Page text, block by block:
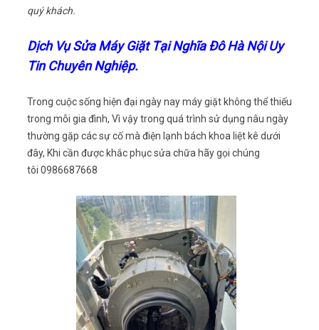
quý khách.
Dịch Vụ Sửa Máy Giặt Tại Nghĩa Đô Hà Nội Uy
Tin Chuyên Nghiệp.
Trong cuộc sống hiện đại ngày nay máy giặt không thể thiếu
trong mỗi gia đình, Vì vậy trong quá trình sử dụng nâu ngày
thường gặp các sự cố mà điện lạnh bách khoa liệt kê dưới
đây, Khi cần được khắc phục sửa chữa hãy gọi chúng
tôi 0986687668